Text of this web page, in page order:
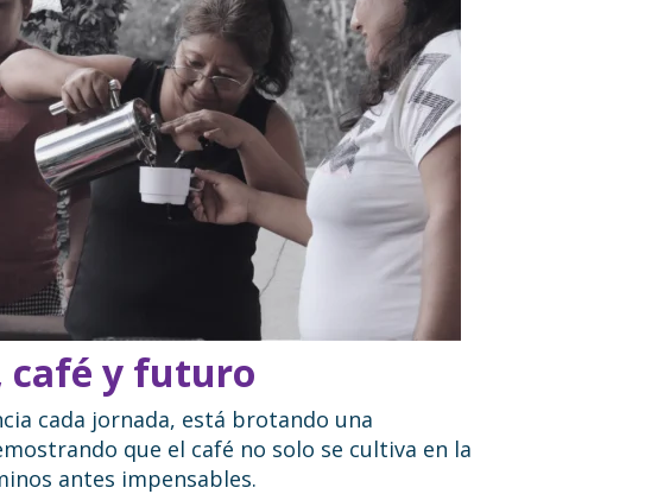
café y futuro
cada jornada, está brotando una
que el café no solo se cultiva en la
antes impensables.